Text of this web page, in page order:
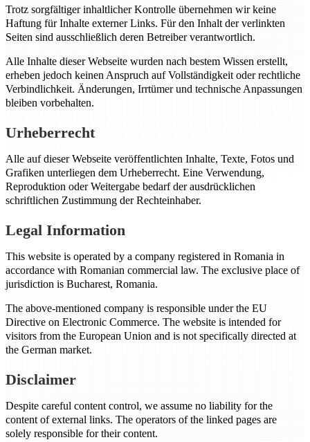
Trotz sorgfältiger inhaltlicher Kontrolle übernehmen wir keine
Haftung für Inhalte externer Links. Für den Inhalt der verlinkten
Seiten sind ausschließlich deren Betreiber verantwortlich.
Alle Inhalte dieser Webseite wurden nach bestem Wissen erstellt,
erheben jedoch keinen Anspruch auf Vollständigkeit oder rechtliche
Verbindlichkeit. Änderungen, Irrtümer und technische Anpassungen
bleiben vorbehalten.
Urheberrecht
Alle auf dieser Webseite veröffentlichten Inhalte, Texte, Fotos und
Grafiken unterliegen dem Urheberrecht. Eine Verwendung,
Reproduktion oder Weitergabe bedarf der ausdrücklichen
schriftlichen Zustimmung der Rechteinhaber.
Legal Information
This website is operated by a company registered in Romania in
accordance with Romanian commercial law. The exclusive place of
jurisdiction is Bucharest, Romania.
The above-mentioned company is responsible under the EU
Directive on Electronic Commerce. The website is intended for
visitors from the European Union and is not specifically directed at
the German market.
Disclaimer
Despite careful content control, we assume no liability for the
content of external links. The operators of the linked pages are
solely responsible for their content.